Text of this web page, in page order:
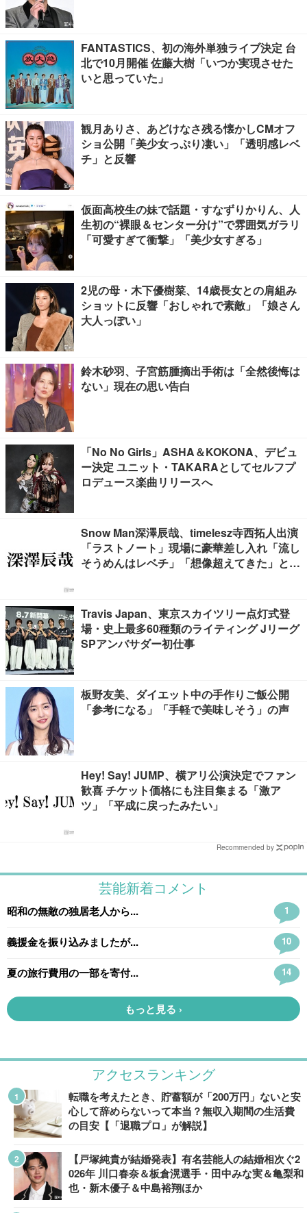
FANTASTICS、初の海外単独ライブ決定 台
北で10月開催 佐藤大樹「いつか実現させた
いと思っていた」
観月ありさ、あどけなさ残る懐かしCMオフ
ショ公開「美少女っぷり凄い」「透明感レベ
チ」と反響
仮面高校生の妹で話題・すなずりかりん、人
生初の“裸眼＆センター分け”で雰囲気ガラリ
「可愛すぎて衝撃」「美少女すぎる」
2児の母・木下優樹菜、14歳長女との肩組み
ショットに反響「おしゃれで素敵」「娘さん
大人っぽい」
鈴木砂羽、子宮筋腫摘出手術は「全然後悔は
ない」現在の思い告白
「No No Girls」ASHA＆KOKONA、デビュ
ー決定 ユニット・TAKARAとしてセルフプ
ロデュース楽曲リリースへ
Snow Man深澤辰哉、timelesz寺西拓人出演
「ラストノート」現場に豪華差し入れ「流し
そうめんはレベチ」「想像超えてきた」と絶
Travis Japan、東京スカイツリー点灯式登
場・史上最多60種類のライティング Jリーグ
SPアンバサダー初仕事
板野友美、ダイエット中の手作りご飯公開
「参考になる」「手軽で美味しそう」の声
Hey! Say! JUMP、横アリ公演決定でファン
歓喜 チケット価格にも注目集まる「激ア
ツ」「平成に戻ったみたい」
Recommended by
アクセスランキング
転職を考えたとき、貯蓄額が「200万円」ないと安
心して辞めらないって本当？無収入期間の生活費
の目安【「退職プロ」が解説】
【戸塚純貴が結婚発表】有名芸能人の結婚相次ぐ2
026年 川口春奈＆板倉滉選手・田中みな実＆亀梨和
也・新木優子＆中島裕翔ほか